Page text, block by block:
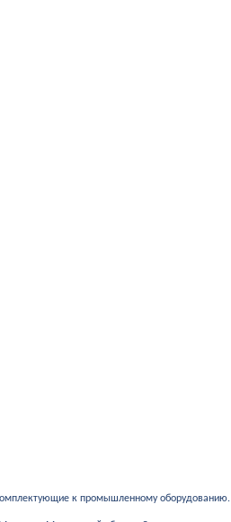
к промышленному оборудованию.